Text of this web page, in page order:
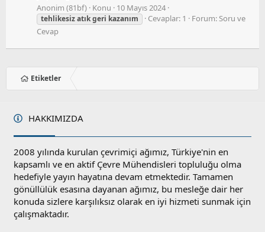
Anonim (81bf) Konu 10 Mayıs 2024
tehlikesizatıkgeri kazanım Cevaplar: 1 Forum:Soru ve
Cevap
Etiketler
HAKKIMIZDA
2008 yılında kurulan çevrimiçi ağımız, Türkiye'nin en
kapsamlı ve en aktif Çevre Mühendisleri topluluğu olma
hedefiyle yayın hayatına devam etmektedir. Tamamen
gönüllülük esasına dayanan ağımız, bu mesleğe dair her
konuda sizlere karşılıksız olarak en iyi hizmeti sunmak için
çalışmaktadır.